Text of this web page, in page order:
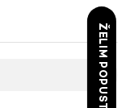
ŽELIM POPUST